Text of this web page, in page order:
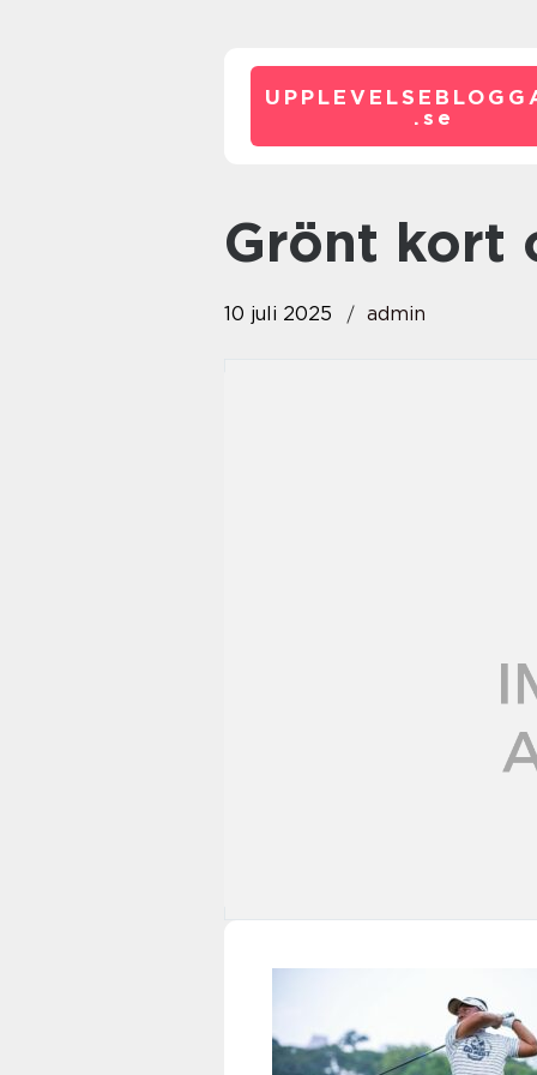
. se
Grönt
10 juli 2025 admin